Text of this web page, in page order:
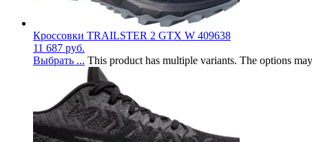
Кроссовки TRAILSTER 2 GTX W 409638
11 687 руб.
Выбрать ... This product has multiple variants. The options